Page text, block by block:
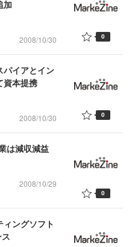
加
2008/10/30 0
パイアとイン
資本提携
2008/10/30 0
は減収減益
2008/10/29
0
ングソフト